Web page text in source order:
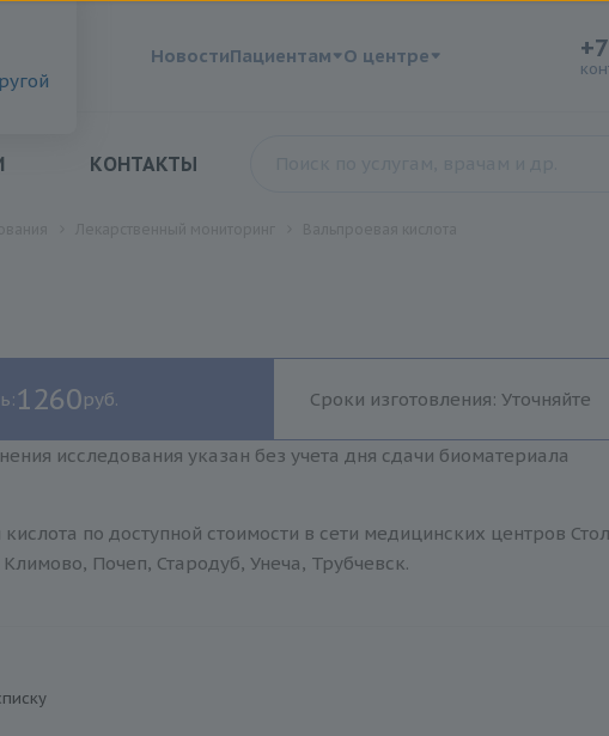
НовостиПациентам О центре
КОНТАКТЫ
1260руб. Сроки изготовления: Уточняйте
исследования указан без учета дня сдачи биоматериала
по доступной стоимости в сети медицинских центров
Почеп, Стародуб, Унеча, Трубчевск.